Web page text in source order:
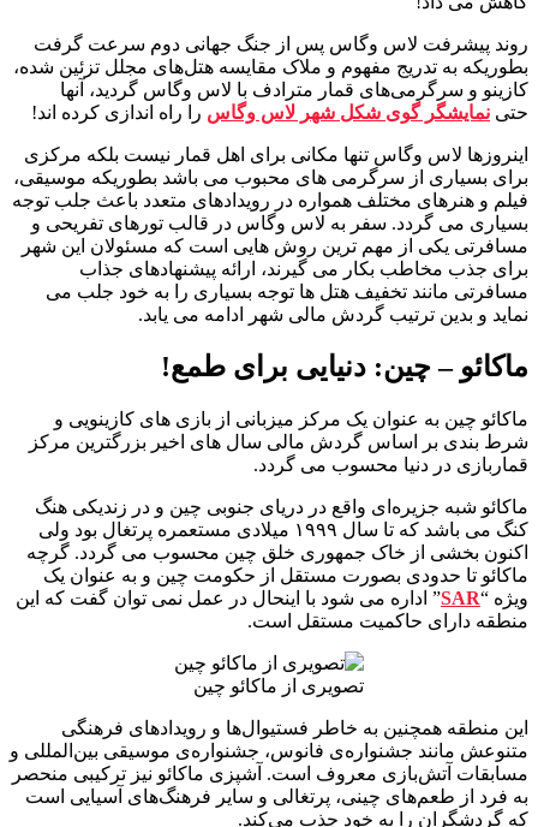
روند پیشرفت لاس وگاس پس از جنگ جهانی دوم سرعت گرفت
بطوریکه به تدریج مفهوم و ملاک مقایسه هتل‌های مجلل تزئین شده،
کازینو و سرگرمی‌های قمار مترادف با لاس وگاس گردید، آنها
حتی نمایشگر گوی شکل شهر لاس وگاس را راه اندازی کرده اند!
اینروزها لاس وگاس تنها مکانی برای اهل قمار نیست بلکه مرکزی
برای بسیاری از سرگرمی های محبوب می باشد بطوریکه موسیقی،
فیلم و هنرهای مختلف همواره در رویدادهای متعدد باعث جلب توجه
بسیاری می گردد. سفر به لاس وگاس در قالب تورهای تفریحی و
مسافرتی یکی از مهم ترین روش هایی است که مسئولان این شهر
برای جذب مخاطب بکار می گیرند، ارائه پیشنهادهای جذاب
مسافرتی مانند تخفیف هتل ها توجه بسیاری را به خود جلب می
نماید و بدین ترتیب گردش مالی شهر ادامه می یابد.
ماکائو – چین: دنیایی برای طمع!
ماکائو چین به عنوان یک مرکز میزبانی از بازی های کازینویی و
شرط بندی بر اساس گردش مالی سال های اخیر بزرگترین مرکز
قماربازی در دنیا محسوب می گردد.
ماکائو شبه جزیره‌ای واقع در دریای جنوبی چین و در زندیکی هنگ
کنگ می باشد که تا سال ۱۹۹۹ میلادی مستعمره پرتغال بود ولی
اکنون بخشی از خاک جمهوری خلق چین محسوب می گردد. گرچه
ماکائو تا حدودی بصورت مستقل از حکومت چین و به عنوان یک
ویژه “SAR” اداره می شود با اینحال در عمل نمی توان گفت که این
منطقه دارای حاکمیت مستقل است.
تصویری از ماکائو چین
این منطقه همچنین به خاطر فستیوال‌ها و رویدادهای فرهنگی
متنوعش مانند جشنواره‌ی فانوس، جشنواره‌ی موسیقی بین‌المللی و
مسابقات آتش‌بازی معروف است. آشپزی ماکائو نیز ترکیبی منحصر
به فرد از طعم‌های چینی، پرتغالی و سایر فرهنگ‌های آسیایی است
که گردشگران را به خود جذب می‌کند.